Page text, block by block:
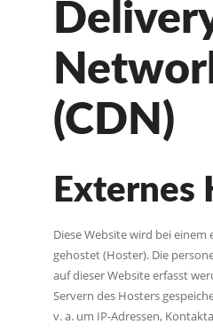
(CDN)
Externes
Diese Website wird bei
gehostet (Hoster). Die
auf dieser Website erfasst
Servern des Hosters
v. a. um IP-Adressen,